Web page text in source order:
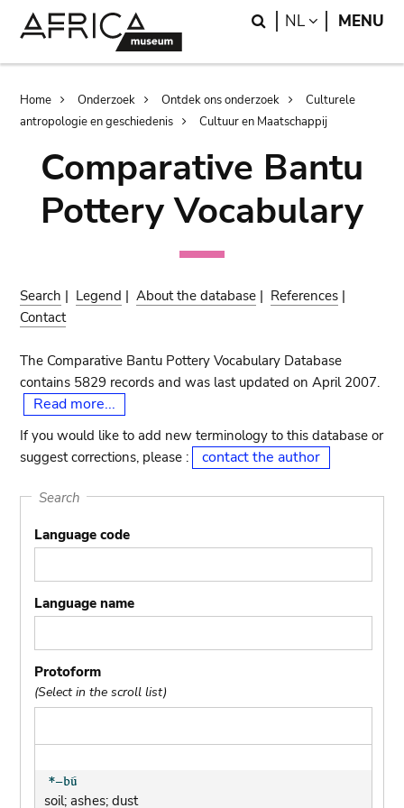
Search
NL LANGUAGE
MENU
Breadcrumb
Home Onderzoek Ontdek ons onderzoek
Culturele
antropologie en geschiedenis
Cultuur en Maatschappij
Comparative Bantu
Pottery Vocabulary
Search | Legend |About the database | References |
Contact
The Comparative Bantu Pottery Vocabulary Database
contains 5829 records and was last updated on April 2007.
Read more...
If you would like to add new terminology to this database or
suggest corrections, please :
contact the author
Search
Language code
Language name
Protoform
(Select in the scroll list)
soil; ashes; dust